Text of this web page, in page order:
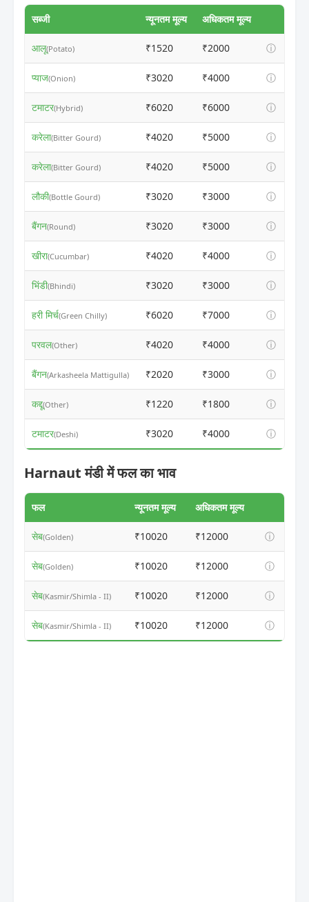
सब्जी न्यूनतम मूल्य अधिकतम मूल्य
आलू(Potato) ₹1520 ₹2000 ⓘ
प्याज(Onion) ₹3020 ₹4000 ⓘ
टमाटर(Hybrid) ₹6020 ₹6000 ⓘ
करेला(Bitter Gourd) ₹4020 ₹5000 ⓘ
करेला(Bitter Gourd) ₹4020 ₹5000 ⓘ
लौकी(Bottle Gourd) ₹3020 ₹3000 ⓘ
बैंगन(Round) ₹3020 ₹3000 ⓘ
खीरा(Cucumbar) ₹4020 ₹4000 ⓘ
भिंडी(Bhindi) ₹3020 ₹3000 ⓘ
हरी मिर्च(Green Chilly) ₹6020 ₹7000 ⓘ
परवल(Other) ₹4020 ₹4000 ⓘ
बैंगन(Arkasheela Mattigulla) ₹2020 ₹3000 ⓘ
कद्दू(Other) ₹1220 ₹1800 ⓘ
टमाटर(Deshi) ₹3020 ₹4000 ⓘ
Harnaut मंडी में फल का भाव
फल न्यूनतम मूल्य अधिकतम मूल्य
सेब(Golden) ₹10020 ₹12000 ⓘ
सेब(Golden) ₹10020 ₹12000 ⓘ
सेब(Kasmir/Shimla - II) ₹10020 ₹12000 ⓘ
सेब(Kasmir/Shimla - II) ₹10020 ₹12000 ⓘ